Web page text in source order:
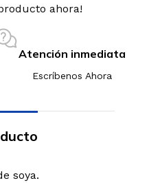
ahora!
Atención inmediata
Escríbenos Ahora
soya.